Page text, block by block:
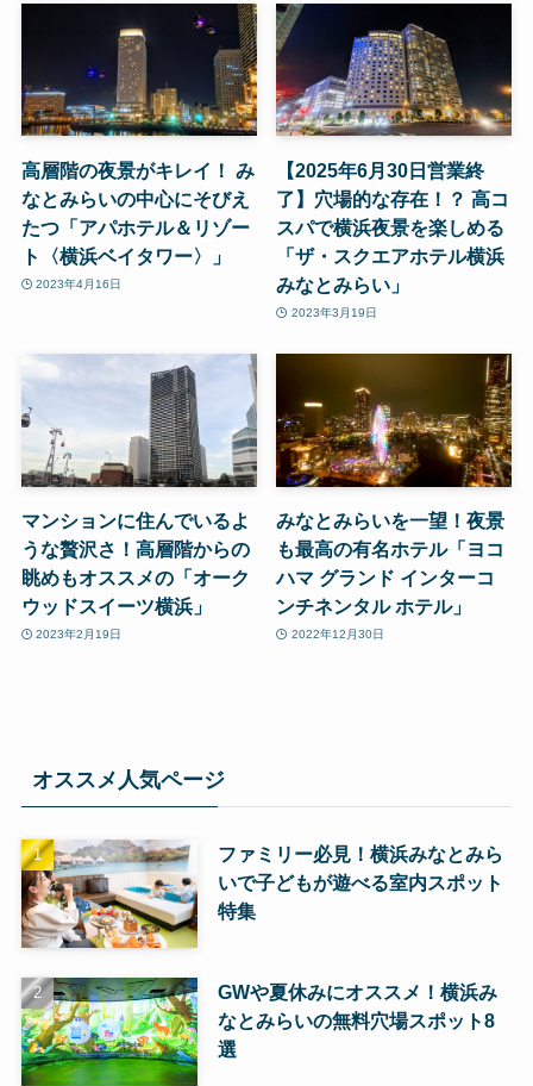
高層階の夜景がキレイ！ み
なとみらいの中心にそびえ
たつ「アパホテル＆リゾー
ト〈横浜ベイタワー〉」
2023年4月16日
【2025年6月30日営業終
了】穴場的な存在！？ 高コ
スパで横浜夜景を楽しめる
「ザ・スクエアホテル横浜
みなとみらい」
2023年3月19日
マンションに住んでいるよ
うな贅沢さ！高層階からの
眺めもオススメの「オーク
ウッドスイーツ横浜」
2023年2月19日
みなとみらいを一望！夜景
も最高の有名ホテル「ヨコ
ハマ グランド インターコ
ンチネンタル ホテル」
2022年12月30日
オススメ人気ページ
ファミリー必見！横浜みなとみら
いで子どもが遊べる室内スポット
特集
GWや夏休みにオススメ！横浜み
なとみらいの無料穴場スポット8
選